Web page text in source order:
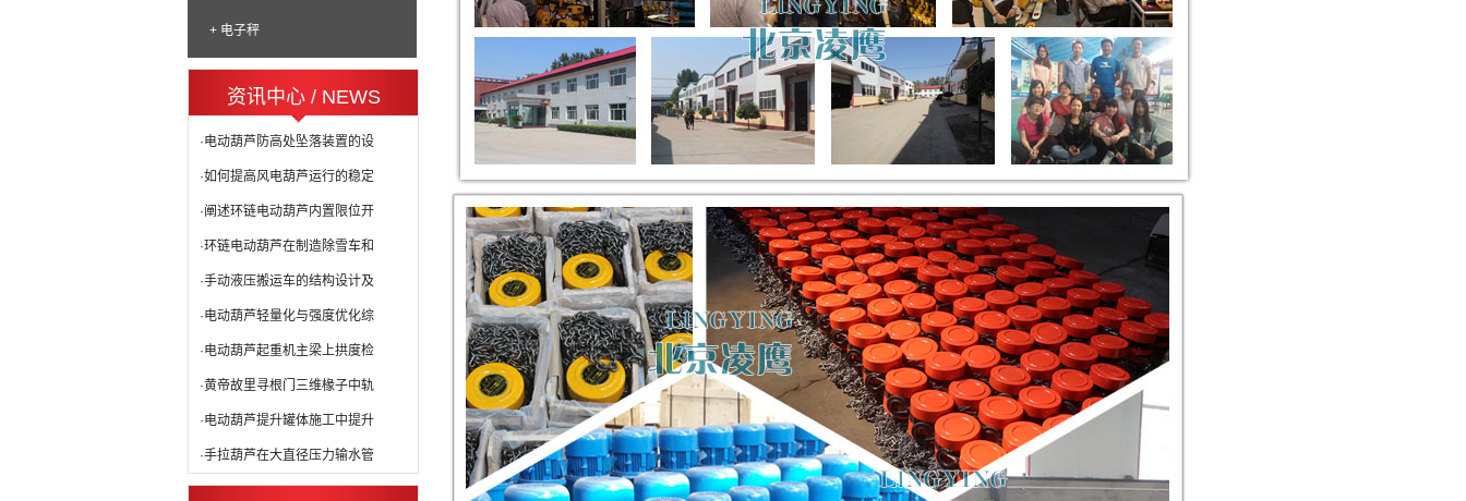
+ 电子秤
资讯中心 / NEWS
·电动葫芦防高处坠落装置的设
·如何提高风电葫芦运行的稳定
·阐述环链电动葫芦内置限位开
·环链电动葫芦在制造除雪车和
·手动液压搬运车的结构设计及
·电动葫芦轻量化与强度优化综
·电动葫芦起重机主梁上拱度检
·黄帝故里寻根门三维椽子中轨
·电动葫芦提升罐体施工中提升
·手拉葫芦在大直径压力输水管